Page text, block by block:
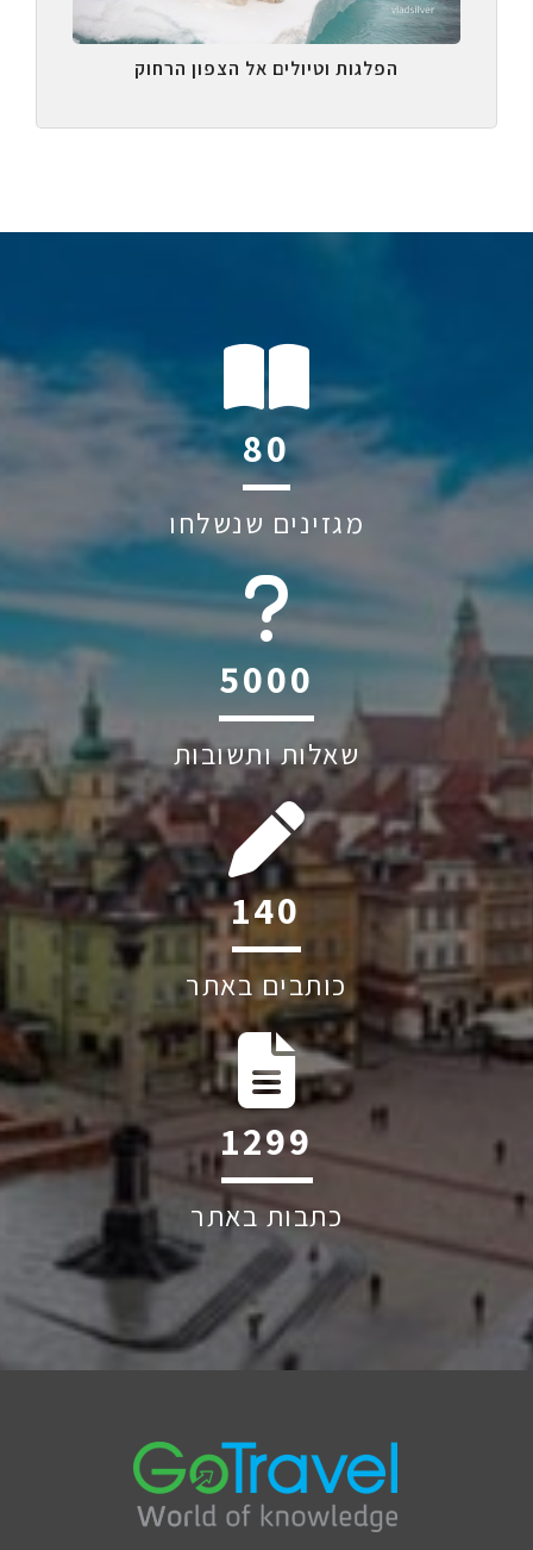
הפלגות וטיולים אל הצפון הרחוק
115
מגזינים שנשלחו
6045
שאלות ותשובות
201
כותבים באתר
1874
כתבות באתר